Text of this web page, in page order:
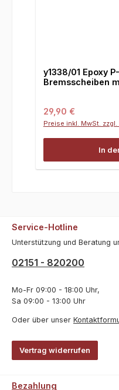
y1338/01 Epoxy
Bremsscheiben
Regulärer Preis:
29,90 €
Preise inkl. MwSt.
In
Service-Hotline
Unterstützung und Beratung
02151 - 820200
Mo-Fr 09:00 - 18:00 Uhr,
Sa 09:00 - 13:00 Uhr
Oder über unser
Vertrag widerrufen
Bezahlung